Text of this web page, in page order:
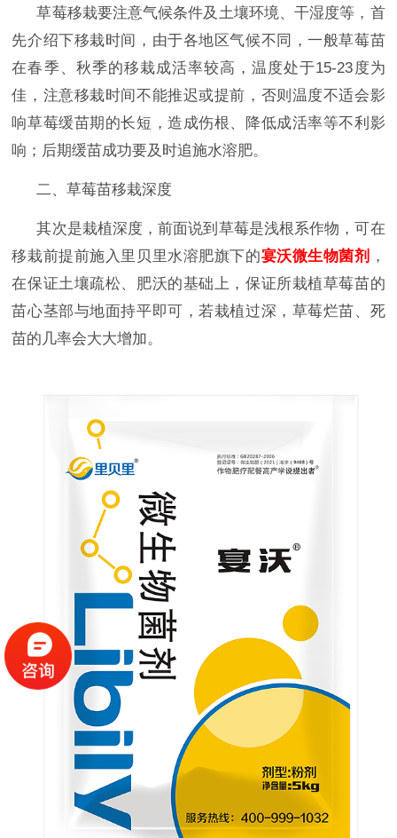
草莓移栽要注意气候条件及土壤环境、干湿度等，首
先介绍下移栽时间，由于各地区气候不同，一般草莓苗
在春季、秋季的移栽成活率较高，温度处于15-23度为
佳，注意移栽时间不能推迟或提前，否则温度不适会影
响草莓缓苗期的长短，造成伤根、降低成活率等不利影
响；后期缓苗成功要及时追施水溶肥。
二、草莓苗移栽深度
其次是栽植深度，前面说到草莓是浅根系作物，可在
移栽前提前施入里贝里水溶肥旗下的宴沃微生物菌剂 ，
在保证土壤疏松、肥沃的基础上，保证所栽植草莓苗的
苗心茎部与地面持平即可，若栽植过深，草莓烂苗、死
苗的几率会大大增加。